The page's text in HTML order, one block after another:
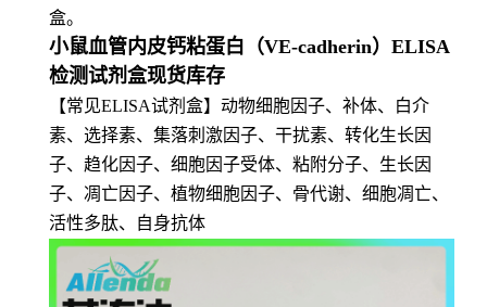
盒。
小鼠血管内皮钙粘蛋白（VE-cadherin）ELISA
检测试剂盒现货库存
【常见ELISA试剂盒】动物细胞因子、补体、白介
素、选择素、集落刺激因子、干扰素、转化生长因
子、趋化因子、细胞因子受体、粘附分子、生长因
子、凋亡因子、植物细胞因子、骨代谢、细胞凋亡、
活性多肽、自身抗体